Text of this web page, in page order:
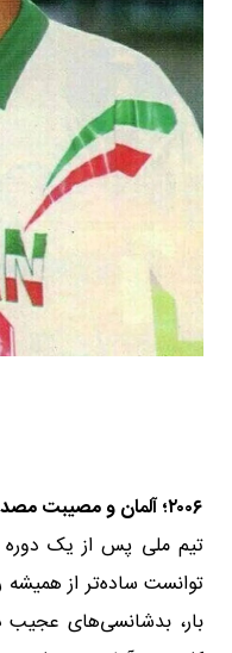
۲۰۰۶؛ آلمان و مصیبت مصدومیت
تیم ملی پس از یک دوره
توانست ساده‌تر از همیشه
بار، بدشانسی‌های